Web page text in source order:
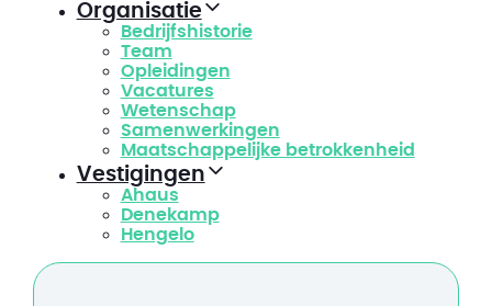
Organisatie
Bedrijfshistorie
Team
Opleidingen
Vacatures
Wetenschap
Samenwerkingen
Maatschappelijke betrokkenheid
Vestigingen
Ahaus
Denekamp
Hengelo